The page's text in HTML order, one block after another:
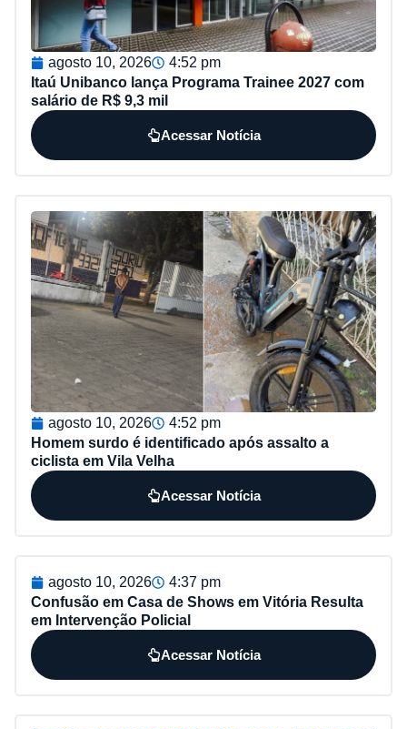
agosto 10, 2026
4:52 pm
Itaú Unibanco lança Programa Trainee 2027 com
salário de R$ 9,3 mil
Acessar Notícia
agosto 10, 2026
4:52 pm
Homem surdo é identificado após assalto a
ciclista em Vila Velha
Acessar Notícia
agosto 10, 2026
4:37 pm
Confusão em Casa de Shows em Vitória Resulta
em Intervenção Policial
Acessar Notícia